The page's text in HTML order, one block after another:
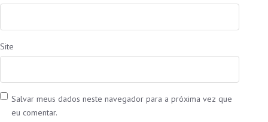
Site
Salvar meus dados neste navegador para a próxima vez que
eu comentar.